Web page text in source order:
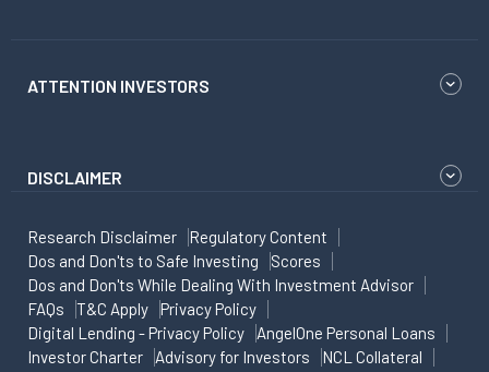
ATTENTION INVESTORS
DISCLAIMER
Research Disclaimer
Regulatory Content
Dos and Don'ts to Safe Investing
Scores
Dos and Don'ts While Dealing With Investment Advisor
FAQs
T&C Apply
Privacy Policy
Digital Lending - Privacy Policy
AngelOne Personal Loans
Investor Charter
Advisory for Investors
NCL Collateral